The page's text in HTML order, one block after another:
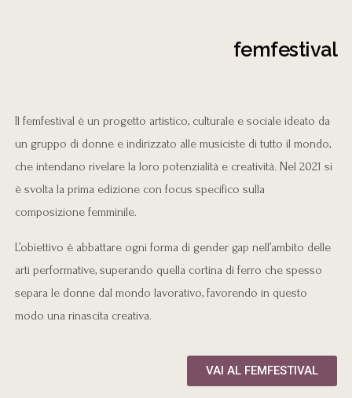
femfestival
Il femfestival è un progetto artistico, culturale e sociale ideato da
un gruppo di donne e indirizzato alle musiciste di tutto il mondo,
che intendano rivelare la loro potenzialità e creatività. Nel 2021 si
è svolta la prima edizione con focus specifico sulla
composizione femminile.
L’obiettivo è abbattare ogni forma di gender gap nell’ambito delle
arti performative, superando quella cortina di ferro che spesso
separa le donne dal mondo lavorativo, favorendo in questo
modo una rinascita creativa.
VAI AL FEMFESTIVAL